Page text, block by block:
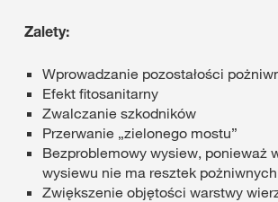
Zalety:
Wprowadzanie pozostałości
Efekt fitosanitarny
Zwalczanie szkodników
Przerwanie „zielonego mostu”
Bezproblemowy wysiew, ponieważ
wysiewu nie ma resztek pożniwnych
Zwiększenie objętości warstwy